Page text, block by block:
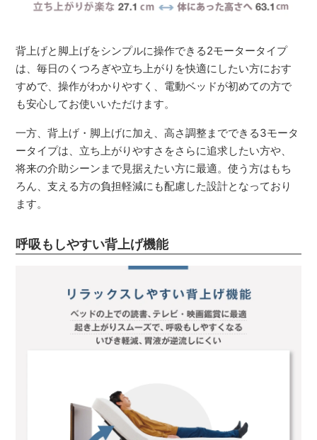
背上げと脚上げをシンプルに操作できる2モータータイプ
は、毎日のくつろぎや立ち上がりを快適にしたい方におす
すめで、操作がわかりやすく、電動ベッドが初めての方で
も安心してお使いいただけます。
一方、背上げ・脚上げに加え、高さ調整までできる3モータ
ータイプは、立ち上がりやすさをさらに追求したい方や、
将来の介助シーンまで見据えたい方に最適。使う方はもち
ろん、支える方の負担軽減にも配慮した設計となっており
ます。
呼吸もしやすい背上げ機能